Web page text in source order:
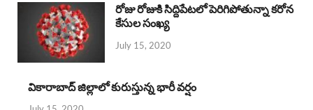
రోజు రోజుకి సిద్దిపేటలో పెరిగిపోతున్నా కరోన
కేసుల సంఖ్య
July 15, 2020
వికారాబాద్ జిల్లాలో కురుస్తున్న భారీ వర్షం